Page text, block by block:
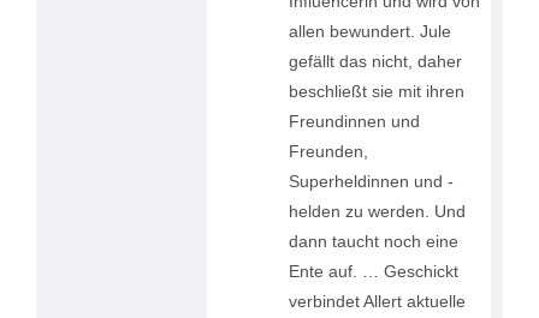
allen bewundert. Jule
gefällt das nicht, daher
beschließt sie mit ihren
Freundinnen und
Freunden,
Superheldinnen und -
helden zu werden. Und
dann taucht noch eine
Ente auf. … Geschickt
verbindet Allert aktuelle